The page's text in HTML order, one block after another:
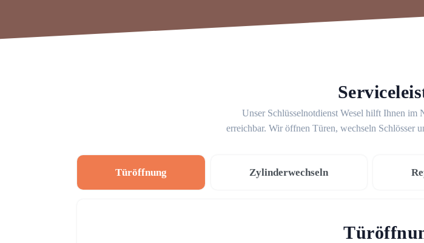
Unser Schlüsselnotdienst Wesel hilft Ihnen im
erreichbar. Wir öffnen Türen, wechseln Schlösser
Türöffnung Zylinderwechseln